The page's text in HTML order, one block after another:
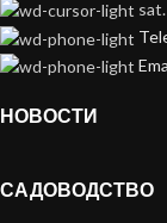
НОВОСТИ
САДОВОДСТВО